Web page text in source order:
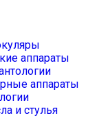
аппараты
аппараты
и стулья